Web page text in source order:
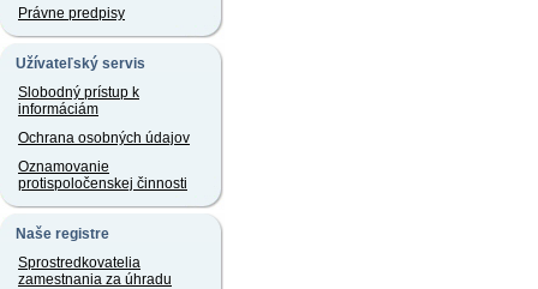
Právne predpisy
Užívateľský servis
Slobodný prístup k
informáciám
Ochrana osobných údajov
Oznamovanie
protispoločenskej činnosti
Naše registre
Sprostredkovatelia
zamestnania za úhradu